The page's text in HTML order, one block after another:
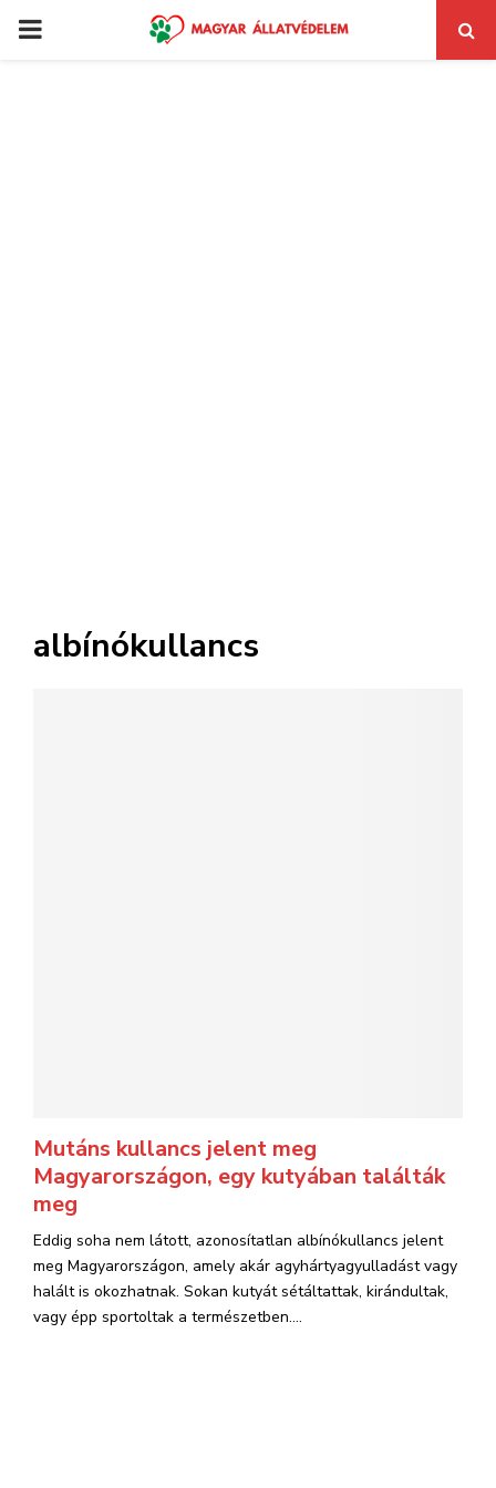
PRIMARY
albínókullancs
Mutáns kullancs jelent meg
Magyarországon, egy kutyában találták
meg
Eddig soha nem látott, azonosítatlan albínókullancs jelent
meg Magyarországon, amely akár agyhártyagyulladást vagy
halált is okozhatnak. Sokan kutyát sétáltattak, kirándultak,
vagy épp sportoltak a természetben....